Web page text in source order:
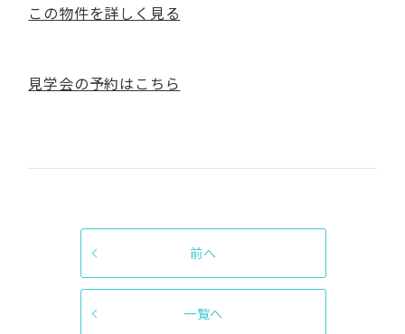
この物件を詳しく見る
見学会の予約はこちら
前へ
一覧へ